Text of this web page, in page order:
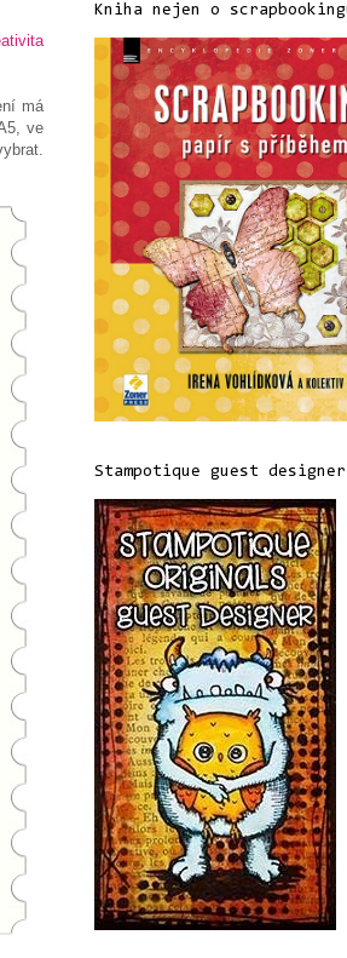
má
ve
Kniha nejen o
Stampotique guest designer